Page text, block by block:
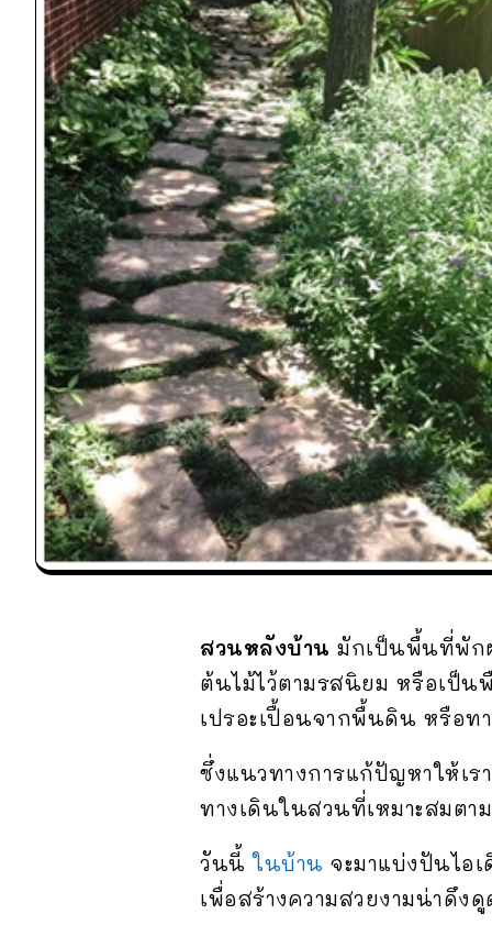
สวนหลังบ้าน มักเป็นพื้นที่พัก
ต้นไม้ไว้ตามรสนิยม หรือเป็
เปรอะเปื้อนจากพื้นดิน หรือท
ซึ่งแนวทางการแก้ปัญหาให้เร
ทางเดินในสวนที่เหมาะสมตา
วันนี้ในบ้าน จะมาแบ่งปันไอ
เพื่อสร้างความสวยงามน่าดึ